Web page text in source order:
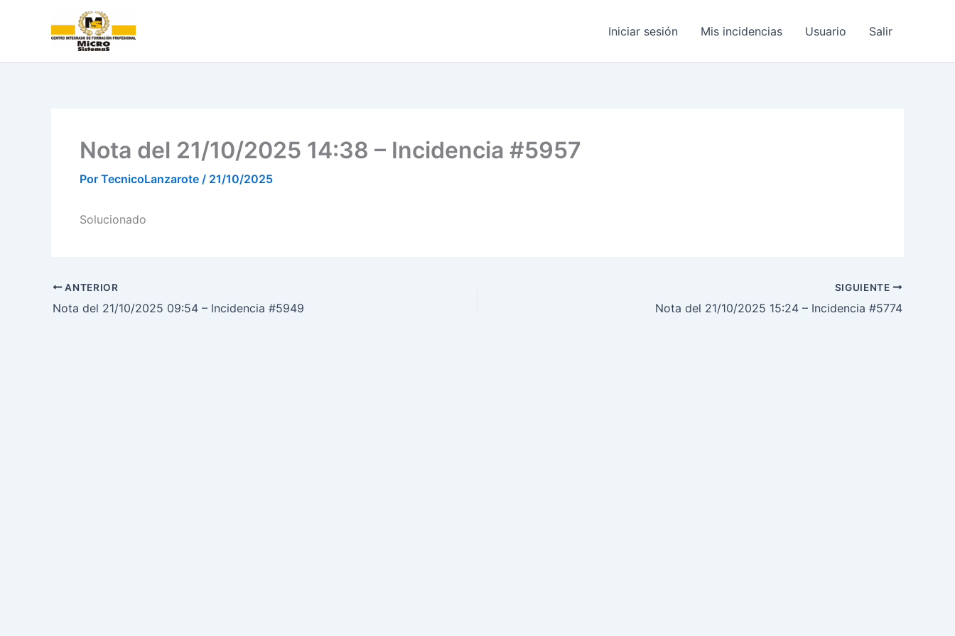
Iniciar sesión Mis incidencias Usuario Salir
Nota del 21/10/2025 14:38 – Incidencia #5957
Por TecnicoLanzarote / 21/10/2025
Solucionado
ANTERIOR
Nota del 21/10/2025 09:54 – Incidencia #5949
SIGUIENTE
Nota del 21/10/2025 15:24 – Incidencia #5774